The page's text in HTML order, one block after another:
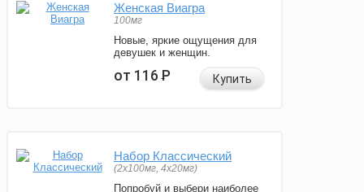
Женская Виагра
100мг
Новые, яркие ощущения для
девушек и женщин.
от 116Р Купить
Набор Классический
(2x100мг, 4x20мг)
Попробуй и выбери наиболее